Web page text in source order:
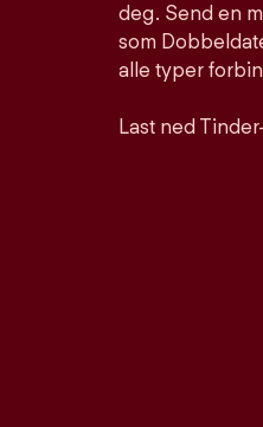
deg. Send en
som
alle typer
Last ned